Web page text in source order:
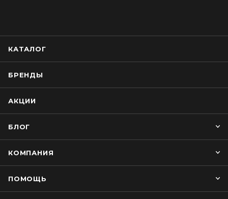
КАТАЛОГ
БРЕНДЫ
АКЦИИ
БЛОГ
КОМПАНИЯ
ПОМОЩЬ